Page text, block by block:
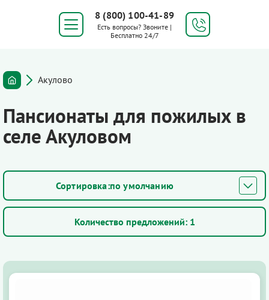
8 (800) 100-41-89
Есть вопросы? Звоните |
Бесплатно 24/7
Акулово
Пансионаты для пожилых в
селе Акуловом
по умолчанию
Количество предложений: 1